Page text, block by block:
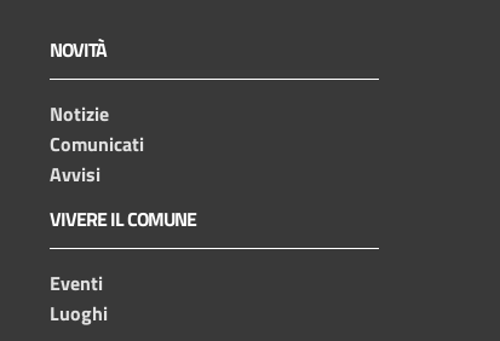
NOVITÀ
Notizie
Comunicati
Avvisi
VIVERE IL COMUNE
Eventi
Luoghi